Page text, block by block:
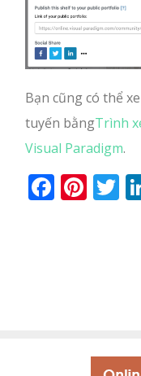
Bạn cũng có thể
tuyến bằngTrình
Visual Paradigm.